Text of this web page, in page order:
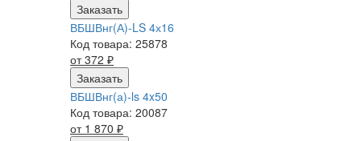
Заказать
ВБШВнг(А)-LS 4х16
Код товара: 25878
от 372 ₽
Заказать
ВБШВнг(а)-ls 4x50
Код товара: 20087
от 1 870 ₽